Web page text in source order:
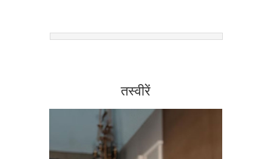
तस्वीरें